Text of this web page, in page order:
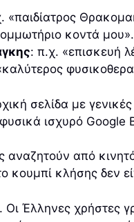
«παιδίατρος
κοντά μου».
: π.χ. «επισκευή
σελίδα με
ισχυρό Google
αναζητούν από
κουμπί κλήσης δεν
Έλληνες χρήστες